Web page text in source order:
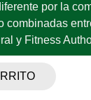
por la
combinadas
y Fitness